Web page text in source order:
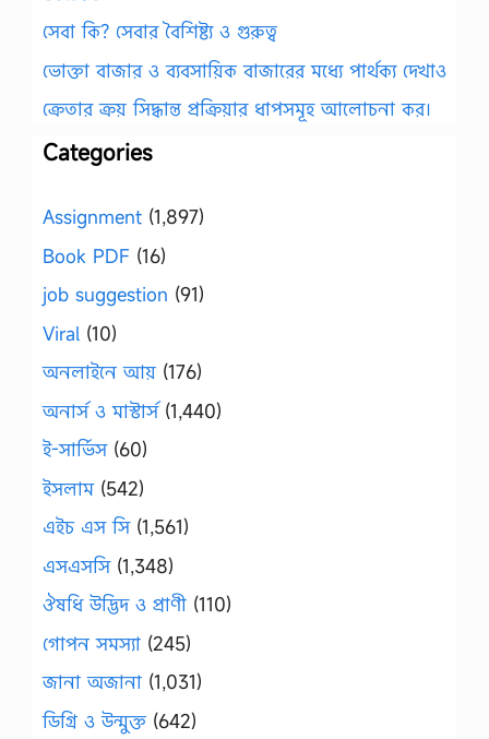
সেবা কি? সেবার বৈশিষ্ট্য ও গুরুত্ব
ভোক্তা বাজার ও ব্যবসায়িক বাজারের মধ্যে পার্থক্য দেখাও
ক্রেতার ক্রয় সিদ্ধান্ত প্রক্রিয়ার ধাপসমূহ আলোচনা কর।
Categories
Assignment (1,897)
Book PDF (16)
job suggestion (91)
Viral (10)
অনলাইনে আয় (176)
অনার্স ও মাস্টার্স(1,440)
ই-সার্ভিস(60)
ইসলাম(542)
এইচ এস সি(1,561)
এসএসসি(1,348)
ঔষধি উদ্ভিদ ও প্রাণী (110)
গোপন সমস্যা (245)
জানা অজানা (1,031)
ডিগ্রি ও উন্মুক্ত (642)